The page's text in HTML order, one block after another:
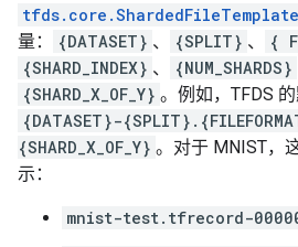
tfds.core.ShardedFileTemplate
量：
{DATASET} 、 {SPLIT} 、 {
{SHARD_INDEX} 、 {NUM_SHARDS}
{SHARD_X_OF_Y} 。例如，TFDS
{DATASET}-
{SHARD_X_OF_Y} 。对于 MNIST，
示：
mnist-test.tfrecord-